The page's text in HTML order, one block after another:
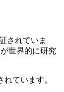
されていま
世界的に研究
れています。